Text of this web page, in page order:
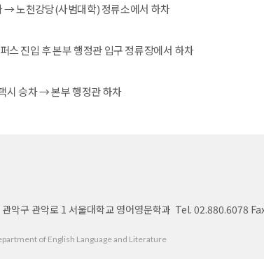
→ 노천강당(사범대학) 정류소에서 하차
진입 후 본부 행정관 입구 정류장에서 하차
시 승차 → 본부 행정관 하차
악구 관악로 1 서울대학교 영어영문학과 Tel. 02.880.6078
of English Language and Literature